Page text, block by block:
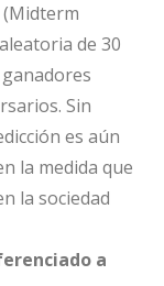
(Midterm
de 30
Sin
es aún
la medida que
la sociedad
a